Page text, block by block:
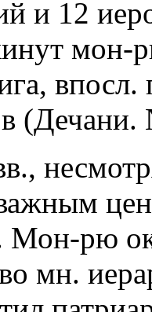
и 12
мон-
Мон-рю
мн.